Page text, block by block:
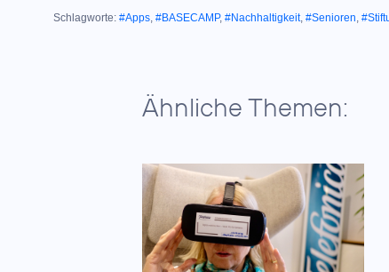
Schlagworte: #Apps, #BASECAMP, #Nachhaltigkeit, #Senioren,
Ähnliche Themen: